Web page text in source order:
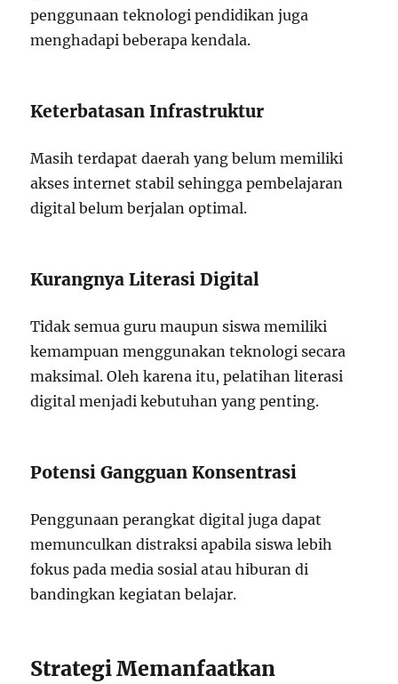
penggunaan teknologi pendidikan juga
menghadapi beberapa kendala.
Keterbatasan Infrastruktur
Masih terdapat daerah yang belum memiliki
akses internet stabil sehingga pembelajaran
digital belum berjalan optimal.
Kurangnya Literasi Digital
Tidak semua guru maupun siswa memiliki
kemampuan menggunakan teknologi secara
maksimal. Oleh karena itu, pelatihan literasi
digital menjadi kebutuhan yang penting.
Potensi Gangguan Konsentrasi
Penggunaan perangkat digital juga dapat
memunculkan distraksi apabila siswa lebih
fokus pada media sosial atau hiburan di
bandingkan kegiatan belajar.
Strategi Memanfaatkan